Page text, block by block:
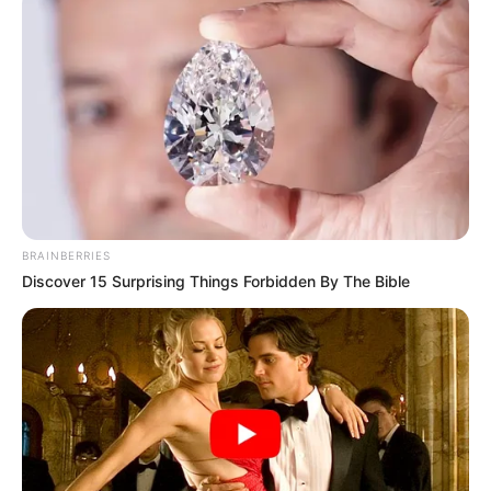
NOTICIAS ANTIOQUIA
NOTICIAS MEDELLÍN
CÁRCEL EL PEDREGAL
MANTÉNGASE EN ALERTA
Tenemos todas las noticias que le
interesan. Para estar bien informado, por
favor, active las notificaciones de Alerta.
ACTIVAR AHORA
TEMAS DESTACADOS
EMERGENCIAS POR LLUVIAS
BRAINBERRIES
Discover 15 Surprising Things Forbidden By The Bible